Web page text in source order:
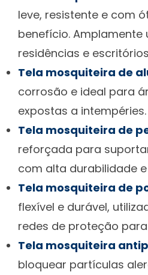
leve, resistente e com
benefício. Amplamente
residências e
Tela mosquiteira de
corrosão e ideal para
expostas a intempéries.
Tela mosquiteira de
reforçada para
com alta durabilidade
Tela mosquiteira de
flexível e durável,
redes de proteção
Tela mosquiteira
bloquear partículas